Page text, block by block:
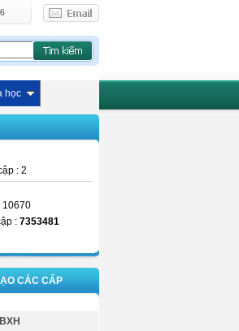
học
: 2
10670
: 7353481
CÁC CẤP